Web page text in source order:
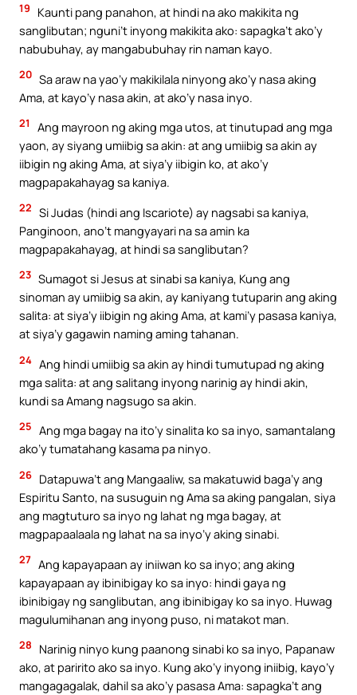
19
Kaunti pang panahon, at hindi na ako makikita ng
sanglibutan; nguni’t inyong makikita ako: sapagka’t ako’y
nabubuhay, ay mangabubuhay rin naman kayo.
20 Sa araw na yao’y makikilala ninyong ako’y nasa aking
Ama, at kayo’y nasa akin, at ako’y nasa inyo.
21
Ang mayroon ng aking mga utos, at tinutupad ang mga
yaon, ay siyang umiibig sa akin: at ang umiibig sa akin ay
iibigin ng aking Ama, at siya’y iibigin ko, at ako’y
magpapakahayag sa kaniya.
22 Si Judas (hindi ang Iscariote) ay nagsabi sa kaniya,
Panginoon, ano’t mangyayari na sa amin ka
magpapakahayag, at hindi sa sanglibutan?
23 Sumagot si Jesus at sinabi sa kaniya, Kung ang
sinoman ay umiibig sa akin, ay kaniyang tutuparin ang aking
salita: at siya’y iibigin ng aking Ama, at kami’y pasasa kaniya,
at siya’y gagawin naming aming tahanan.
24 Ang hindi umiibig sa akin ay hindi tumutupad ng aking
mga salita: at ang salitang inyong narinig ay hindi akin,
kundi sa Amang nagsugo sa akin.
25 Ang mga bagay na ito’y sinalita ko sa inyo, samantalang
ako’y tumatahang kasama pa ninyo.
26 Datapuwa’t ang Mangaaliw, sa makatuwid baga’y ang
Espiritu Santo, na susuguin ng Ama sa aking pangalan, siya
ang magtuturo sa inyo ng lahat ng mga bagay, at
magpapaalaala ng lahat na sa inyo’y aking sinabi.
27 Ang kapayapaan ay iniiwan ko sa inyo; ang aking
kapayapaan ay ibinibigay ko sa inyo: hindi gaya ng
ibinibigay ng sanglibutan, ang ibinibigay ko sa inyo. Huwag
magulumihanan ang inyong puso, ni matakot man.
28
Narinig ninyo kung paanong sinabi ko sa inyo, Papanaw
ako, at paririto ako sa inyo. Kung ako’y inyong iniibig, kayo’y
mangagagalak, dahil sa ako’y pasasa Ama: sapagka’t ang